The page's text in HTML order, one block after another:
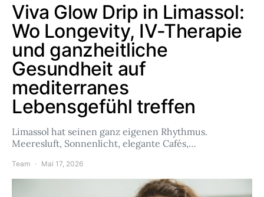
Viva Glow Drip in Limassol:
Wo Longevity, IV-Therapie
und ganzheitliche
Gesundheit auf
mediterranes
Lebensgefühl treffen
Limassol hat seinen ganz eigenen Rhythmus.
Meeresluft, Sonnenlicht, elegante Cafés,…
Team Mai 17, 2026